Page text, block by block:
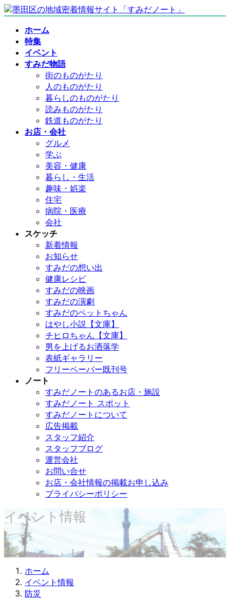
コ
ナ
ホーム
特集
イベント
すみだ物語
街のものがたり
人のものがたり
暮らしのものがたり
読みものがたり
鉄道ものがたり
お店・会社
グルメ
学ぶ
美容・健康
暮らし・生活
趣味・娯楽
住宅
病院・医療
会社
スケッチ
新着情報
お知らせ
すみだの想い出
健康レシピ
すみだの映画
すみだの演劇
すみだのペットちゃん
はやし小説【文庫】
チヒロちゃん【文庫】
男を上げるお洒落学
表紙ギャラリー
フリーペーパー既刊号
ノート
すみだノートのあるお店・施設
すみだノート スポット
すみだノートについて
広告掲載
スタッフ紹介
スタッフブログ
運営会社
お問い合せ
お店・会社情報の掲載お申し込み
プライバシーポリシー
イベント情報
ホーム
イベント情報
防災